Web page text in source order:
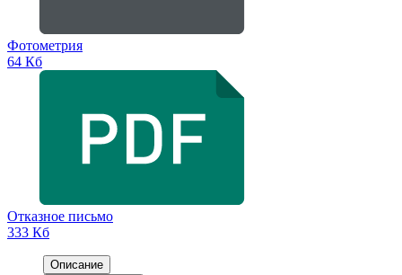
Фотометрия
64 Кб
Отказное письмо
333 Кб
Описание